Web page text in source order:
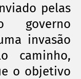
pelas
governo
invasão
caminho,
o objetivo